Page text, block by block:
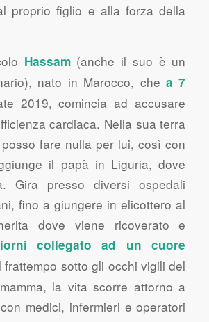
proprio figlio e alla forza della
Hassam(anche il suo è un
nato in Marocco, che a 7
2019, comincia ad accusare
cardiaca. Nella sua terra
fare nulla per lui, così con
il papà in Liguria, dove
Gira presso diversi ospedali
fino a giungere in elicottero al
dove viene ricoverato e
collegato ad un cuore
frattempo sotto gli occhi vigili del
la vita scorre attorno a
medici, infermieri e operatori